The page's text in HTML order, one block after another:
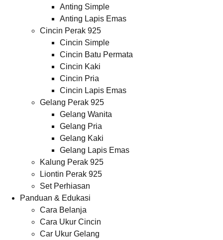
Anting Simple
Anting Lapis Emas
Cincin Perak 925
Cincin Simple
Cincin Batu Permata
Cincin Kaki
Cincin Pria
Cincin Lapis Emas
Gelang Perak 925
Gelang Wanita
Gelang Pria
Gelang Kaki
Gelang Lapis Emas
Kalung Perak 925
Liontin Perak 925
Set Perhiasan
Panduan & Edukasi
Cara Belanja
Cara Ukur Cincin
Car Ukur Gelang